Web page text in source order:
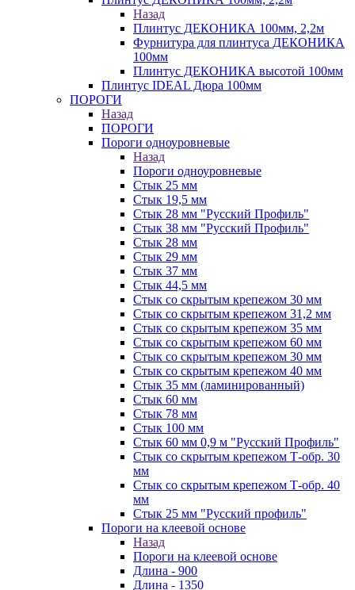
Назад
Плинтус ДЕКОНИКА 100мм, 2,2м
Фурнитура для плинтуса ДЕКОНИКА
100мм
Плинтус ДЕКОНИКА высотой 100мм
Плинтус IDEAL Дюра 100мм
ПОРОГИ
Назад
ПОРОГИ
Пороги одноуровневые
Назад
Пороги одноуровневые
Стык 25 мм
Стык 19,5 мм
Стык 28 мм "Русский Профиль"
Стык 38 мм "Русский Профиль"
Стык 28 мм
Стык 29 мм
Стык 37 мм
Стык 44,5 мм
Стык со скрытым крепежом 30 мм
Стык со скрытым крепежом 31,2 мм
Стык со скрытым крепежом 35 мм
Стык со скрытым крепежом 60 мм
Стык со скрытым крепежом 30 мм
Стык со скрытым крепежом 40 мм
Стык 35 мм (ламинированный)
Стык 60 мм
Стык 78 мм
Стык 100 мм
Стык 60 мм 0,9 м "Русский Профиль"
Стык со скрытым крепежом Т-обр. 30
мм
Стык со скрытым крепежом Т-обр. 40
мм
Стык 25 мм "Русский профиль"
Пороги на клеевой основе
Назад
Пороги на клеевой основе
Длина - 900
Длина - 1350